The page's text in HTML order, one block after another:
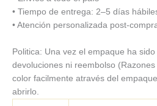
• Tiempo de entrega: 2–5 días
• Atención personalizada post-
Politica: Una vez el empaque ha
devoluciones ni reembolso (Razones
color facilmente através del
abrirlo.